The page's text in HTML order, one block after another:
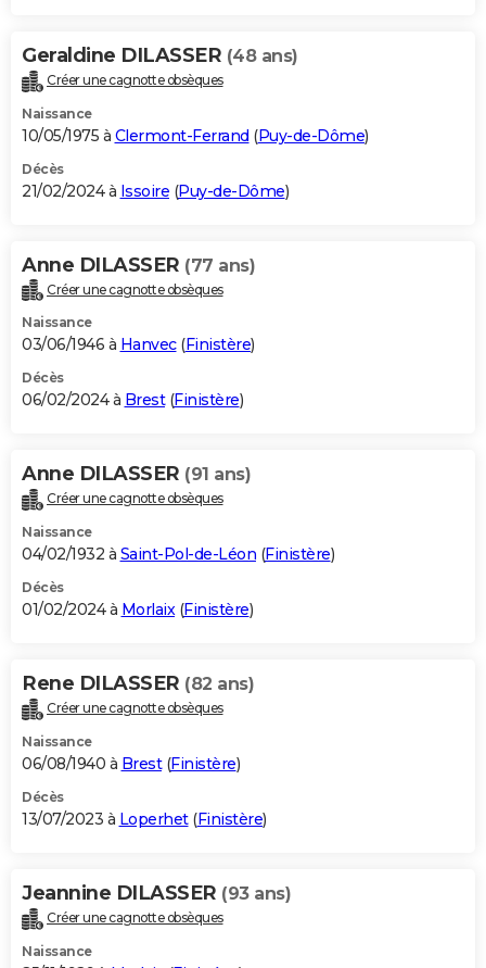
Geraldine DILASSER (48 ans)
Créer une cagnotte obsèques
Naissance
10/05/1975 à Clermont-Ferrand (Puy-de-Dôme)
Décès
21/02/2024 à Issoire (Puy-de-Dôme)
Anne DILASSER (77 ans)
Créer une cagnotte obsèques
Naissance
03/06/1946 à Hanvec(Finistère)
Décès
06/02/2024 à Brest(Finistère)
Anne DILASSER (91 ans)
Créer une cagnotte obsèques
Naissance
04/02/1932 à Saint-Pol-de-Léon (Finistère)
Décès
01/02/2024 à Morlaix(Finistère)
Rene DILASSER (82 ans)
Créer une cagnotte obsèques
Naissance
06/08/1940 à Brest(Finistère)
Décès
13/07/2023 à Loperhet(Finistère)
Jeannine DILASSER (93 ans)
Créer une cagnotte obsèques
Naissance